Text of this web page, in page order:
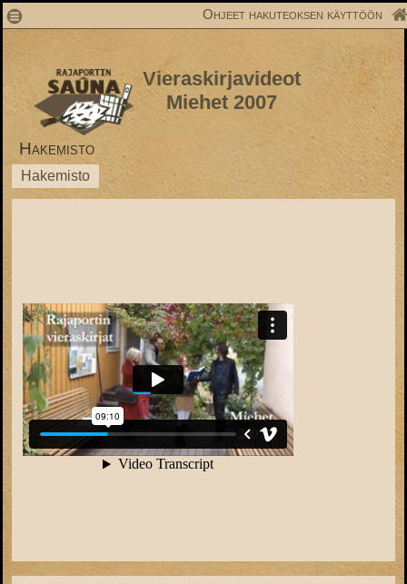
1 Ohjeet hakuteoksen käyttöön
Vieraskirjavideot
Miehet 2007
Hakemisto
Hakemisto